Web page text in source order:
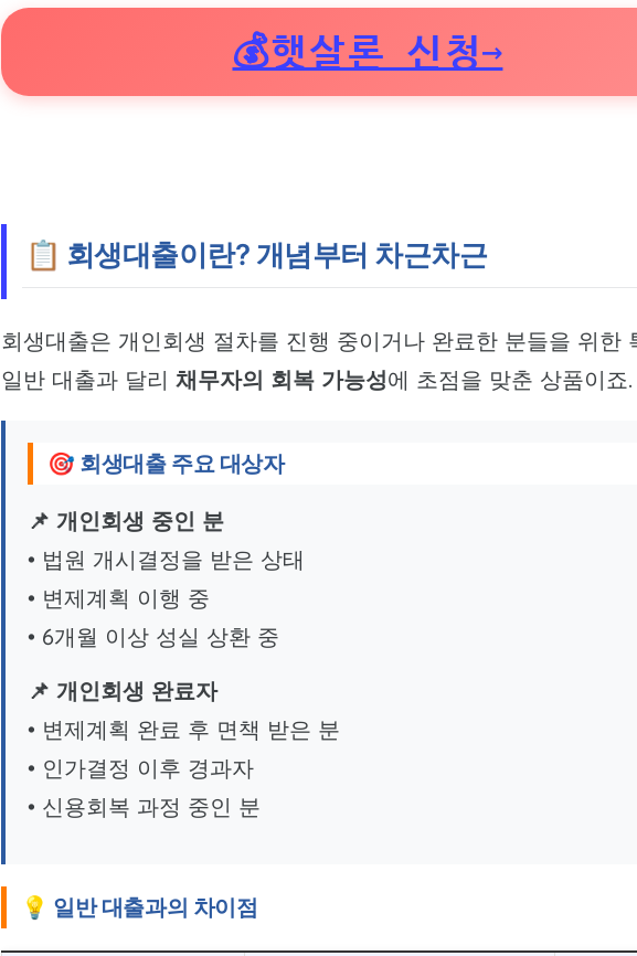
💰햇살론 신청→
📋 회생대출이란? 개념부터 차근차근
회생대출은 개인회생 절차를 진행 중이거나 완료한 분들을 위한
일반 대출과 달리 채무자의 회복 가능성에 초점을 맞춘 상품이죠.
🎯 회생대출 주요 대상자
📌 개인회생 중인 분
• 법원 개시결정을 받은 상태
• 변제계획 이행 중
• 6개월 이상 성실 상환 중
📌 개인회생 완료자
• 변제계획 완료 후 면책 받은 분
• 인가결정 이후 경과자
• 신용회복 과정 중인 분
💡 일반 대출과의 차이점